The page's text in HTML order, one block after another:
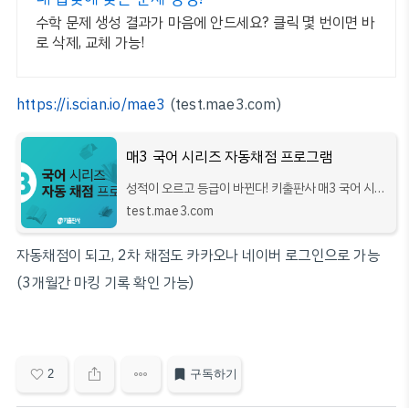
수학 문제 생성 결과가 마음에 안드세요? 클릭 몇 번이면 바
로 삭제, 교체 가능!
https://i.scian.io/mae3 (test.mae3.com)
매3 국어 시리즈 자동채점 프로그램
성적이 오르고 등급이 바뀐다! 키출판사 매3 국어 시리
즈 자동채점 프로그램
test.mae3.com
자동채점이 되고, 2차 채점도 카카오나 네이버 로그인으로 가능
(3개월간 마킹 기록 확인 가능)
2 구독하기